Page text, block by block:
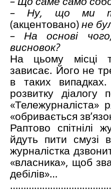
– Ну, що ми
(акцентовано)не
– На основі
висновок?
На цьому місці
зависає. Його не
в таких
розвитку діалогу
«Тележурналіста»
«обривається
Раптово спітнілі
йдуть пити смузі
журналістка
«власника», щоб
дебілів»…